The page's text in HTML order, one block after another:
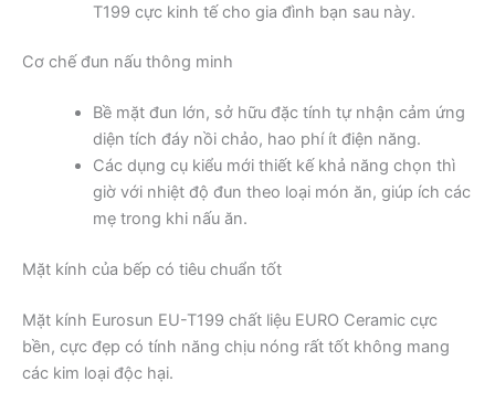
T199 cực kinh tế cho gia đình bạn sau này.
Cơ chế đun nấu thông minh
Bề mặt đun lớn, sở hữu đặc tính tự nhận cảm ứng
diện tích đáy nồi chảo, hao phí ít điện năng.
Các dụng cụ kiểu mới thiết kế khả năng chọn thì
giờ với nhiệt độ đun theo loại món ăn, giúp ích các
mẹ trong khi nấu ăn.
Mặt kính của bếp có tiêu chuẩn tốt
Mặt kính Eurosun EU-T199 chất liệu EURO Ceramic cực
bền, cực đẹp có tính năng chịu nóng rất tốt không mang
các kim loại độc hại.